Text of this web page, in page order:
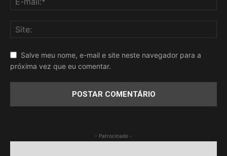
Salve meu nome, e-mail e site neste navegador para a
próxima vez que eu comentar.
- Patrocinado -